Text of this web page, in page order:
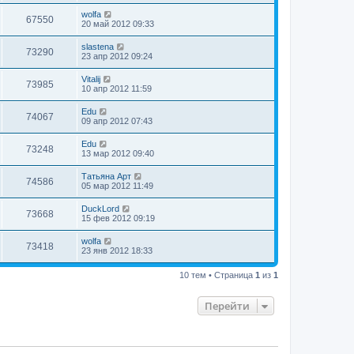
67550
wolfa
20 май 2012 09:33
73290
slastena
23 апр 2012 09:24
73985
Vitalij
10 апр 2012 11:59
74067
Edu
09 апр 2012 07:43
73248
Edu
13 мар 2012 09:40
74586
Татьяна Арт
05 мар 2012 11:49
73668
DuckLord
15 фев 2012 09:19
73418
wolfa
23 янв 2012 18:33
10 тем • Страница 1 из 1
Перейти